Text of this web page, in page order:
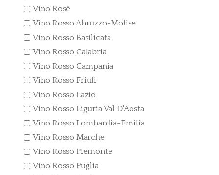
Vino Rosé
Vino Rosso Abruzzo-Molise
Vino Rosso Basilicata
Vino Rosso Calabria
Vino Rosso Campania
Vino Rosso Friuli
Vino Rosso Lazio
Vino Rosso Liguria Val D'Aosta
Vino Rosso Lombardia-Emilia
Vino Rosso Marche
Vino Rosso Piemonte
Vino Rosso Puglia